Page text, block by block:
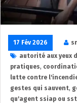
17 Fév 2026
autorité aux yeux
pratiques,
lutte contre
gestes qui sauvent,
qu'agent ssiap ou sst